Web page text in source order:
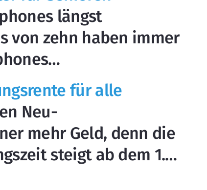
längst
von zehn haben immer
für alle
Neu-
mehr Geld, denn die
steigt ab dem 1.…